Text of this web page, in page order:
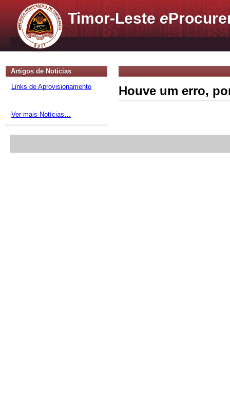
Timor-Lestee
Artigos de Notícias
Links de Aprovisionamento
Ver mais Notícias…
Houve um erro,